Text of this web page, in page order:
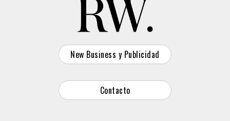
New Business y Publicidad
Contacto